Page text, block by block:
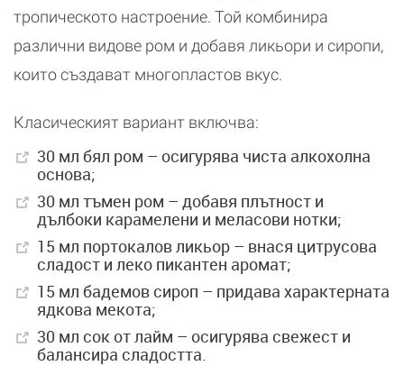
тропическото настроение. Той комбинира
различни видове ром и добавя ликьори и сиропи,
които създават многопластов вкус.
Класическият вариант включва:
30 мл бял ром – осигурява чиста алкохолна
основа;
30 мл тъмен ром – добавя плътност и
дълбоки карамелени и меласови нотки;
15 мл портокалов ликьор – внася цитрусова
сладост и леко пикантен аромат;
15 мл бадемов сироп – придава характерната
ядкова мекота;
30 мл сок от лайм – осигурява свежест и
балансира сладостта.